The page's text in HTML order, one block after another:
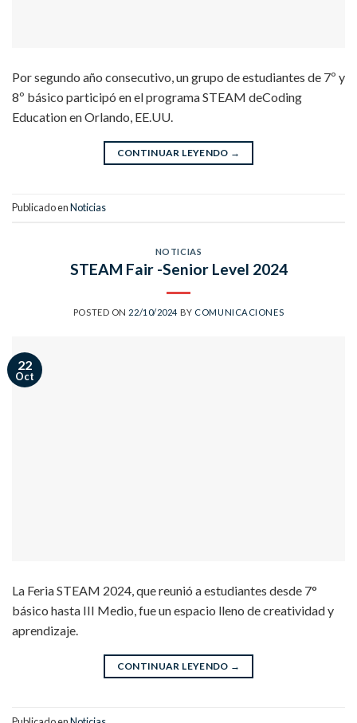
Por segundo año consecutivo, un grupo de estudiantes de 7º y
8º básico participó en el programa STEAM deCoding
Education en Orlando, EE.UU.
CONTINUAR LEYENDO →
Publicado enNoticias
NOTICIAS
STEAM Fair -Senior Level 2024
POSTED ON 22/10/2024 BY COMUNICACIONES
22
Oct
La Feria STEAM 2024, que reunió a estudiantes desde 7°
básico hasta III Medio, fue un espacio lleno de creatividad y
aprendizaje.
CONTINUAR LEYENDO →